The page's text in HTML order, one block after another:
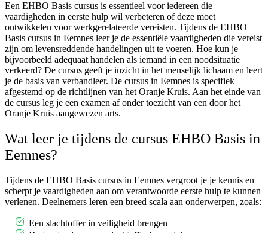
Een EHBO Basis cursus is essentieel voor iedereen die
vaardigheden in eerste hulp wil verbeteren of deze moet
ontwikkelen voor werkgerelateerde vereisten. Tijdens de EHBO
Basis cursus in Eemnes leer je de essentiële vaardigheden die vereist
zijn om levensreddende handelingen uit te voeren. Hoe kun je
bijvoorbeeld adequaat handelen als iemand in een noodsituatie
verkeerd? De cursus geeft je inzicht in het menselijk lichaam en leert
je de basis van verbandleer. De cursus in Eemnes is specifiek
afgestemd op de richtlijnen van het Oranje Kruis. Aan het einde van
de cursus leg je een examen af onder toezicht van een door het
Oranje Kruis aangewezen arts.
Wat leer je tijdens de cursus EHBO Basis in
Eemnes?
Tijdens de EHBO Basis cursus in Eemnes vergroot je je kennis en
scherpt je vaardigheden aan om verantwoorde eerste hulp te kunnen
verlenen. Deelnemers leren een breed scala aan onderwerpen, zoals:
Een slachtoffer in veiligheid brengen